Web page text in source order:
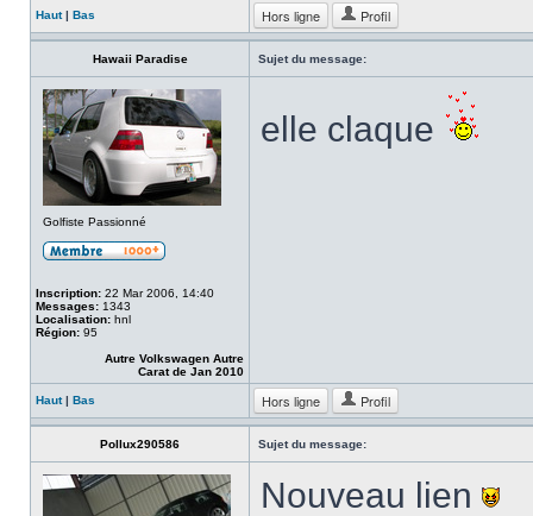
Haut| Bas Hors ligne Profil
Hawaii Paradise Sujet du message:
Golfiste Passionné
Inscription: 22 Mar 2006, 14:40
Messages: 1343
Localisation: hnl
Région: 95
Autre Volkswagen Autre
Carat de Jan 2010
elle claque
Haut| Bas Hors ligne Profil
Pollux290586 Sujet du message:
Nouveau lien